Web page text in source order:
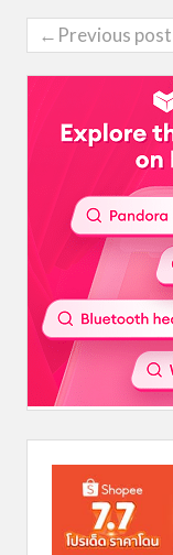
←Previous post